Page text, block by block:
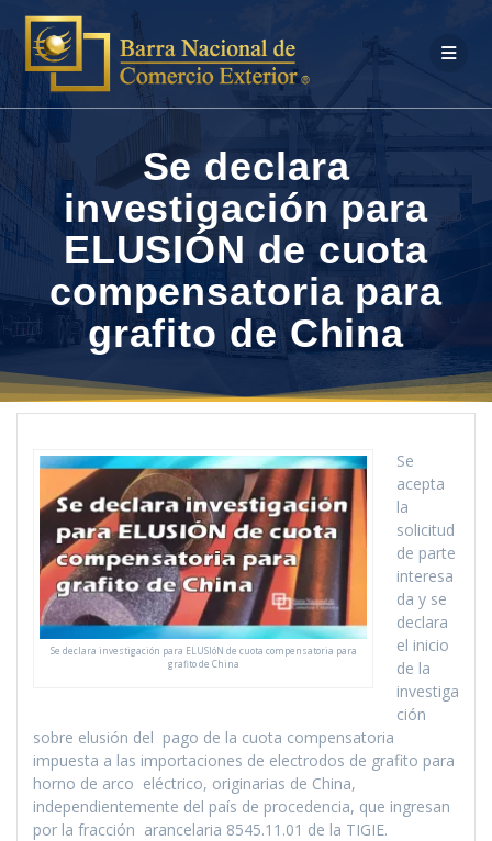
contenido
Se declara
investigación para
ELUSIÓN de cuota
compensatoria para
grafito de China
Se declara investigación para ELUSIóN de cuota compensatoria para
grafito de China
Se
acepta
la
solicitud
de parte
interesa
da y se
declara
el inicio
de la
investiga
ción
sobre elusión del pago de la cuota compensatoria
impuesta a las importaciones de electrodos de grafito para
horno de arco eléctrico, originarias de China,
independientemente del paí­s de procedencia, que ingresan
por la fracción arancelaria 8545.11.01 de la TIGIE.